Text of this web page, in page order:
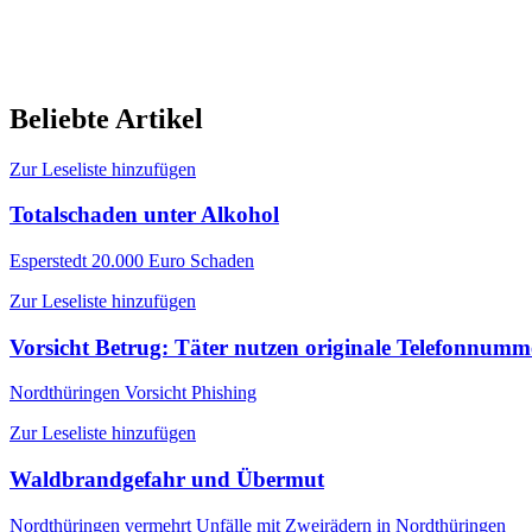
Beliebte Artikel
Zur Leseliste hinzufügen
Totalschaden unter Alkohol
Esperstedt 20.000 Euro Schaden
Zur Leseliste hinzufügen
Vorsicht Betrug: Täter nutzen originale
Nordthüringen Vorsicht Phishing
Zur Leseliste hinzufügen
Waldbrandgefahr und Übermut
Nordthüringen vermehrt Unfälle mit Zweirädern in Nordthüringen